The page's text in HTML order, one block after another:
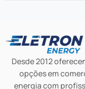
Desde 2012
opções em
energia com